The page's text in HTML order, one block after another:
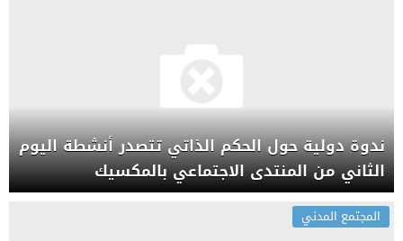
ندوة دولية حول الحكم الذاتي تتصدر أنشطة اليوم
الثاني من المنتدى الاجتماعي بالمكسيك
المجتمع المدني